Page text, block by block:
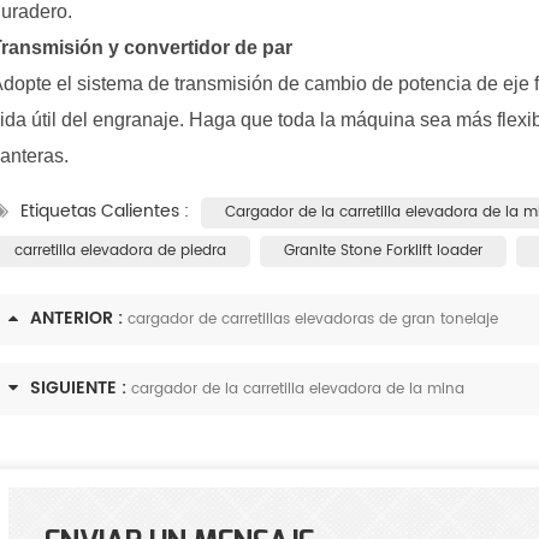
The selection of forklift loader plays an important role in the construction of green mines
2025-08-26
loader determines the efficiency
to the national standard for
The forklift-loader has four
up,transporting ,stacking and
y convertidor de par
el sistema de transmisión de cambio de potencia de
útil del engranaje. Haga que toda la máquina sea más
Etiquetas Calientes : Cargador de la carretilla elevadora de la
carretilla elevadora de piedra
Granite Stone Forklift loader
ANTERIOR : cargador de carretillas elevadoras de gran tonelaje
SIGUIENTE : cargador de la carretilla elevadora de la mina